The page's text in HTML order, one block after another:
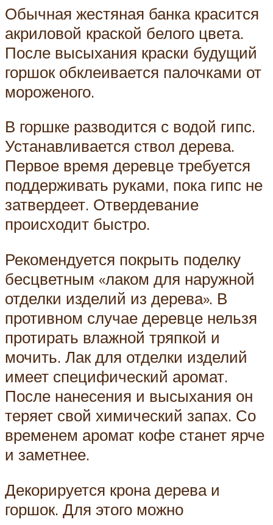
Обычная жестяная банка красится
акриловой краской белого цвета.
После высыхания краски будущий
горшок обклеивается палочками от
мороженого.
В горшке разводится с водой гипс.
Устанавливается ствол дерева.
Первое время деревце требуется
поддерживать руками, пока гипс не
затвердеет. Отвердевание
происходит быстро.
Рекомендуется покрыть поделку
бесцветным «лаком для наружной
отделки изделий из дерева». В
противном случае деревце нельзя
протирать влажной тряпкой и
мочить. Лак для отделки изделий
имеет специфический аромат.
После нанесения и высыхания он
теряет свой химический запах. Со
временем аромат кофе станет ярче
и заметнее.
Декорируется крона дерева и
горшок. Для этого можно